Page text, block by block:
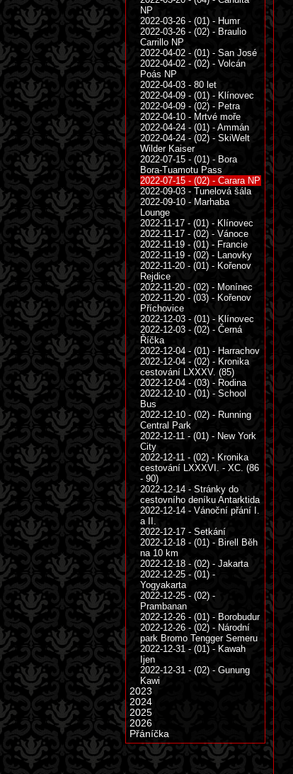
NP
2022-03-26 - (01) - Humr
2022-03-26 - (02) - Braulio
Carrillo NP
2022-04-02 - (01) - San José
2022-04-02 - (02) - Volcán
Poás NP
2022-04-03 - 80 let
2022-04-09 - (01) - Klínovec
2022-04-09 - (02) - Petra
2022-04-10 - Mrtvé moře
2022-04-24 - (01) - Ammán
2022-04-24 - (02) - SkiWelt
Wilder Kaiser
2022-07-15 - (01) - Bora
Bora-Tuamotu Pass
2022-07-15 - (02) - Carara NP
2022-09-03 - Tunelová šála
2022-09-10 - Marhaba
Lounge
2022-11-17 - (01) - Klínovec
2022-11-17 - (02) - Vánoce
2022-11-19 - (01) - Francie
2022-11-19 - (02) - Lanovky
2022-11-20 - (01) - Kořenov
Rejdice
2022-11-20 - (02) - Monínec
2022-11-20 - (03) - Kořenov
Příchovice
2022-12-03 - (01) - Klínovec
2022-12-03 - (02) - Černá
Říčka
2022-12-04 - (01) - Harrachov
2022-12-04 - (02) - Kronika
cestování LXXXV. (85)
2022-12-04 - (03) - Rodina
2022-12-10 - (01) - School
Bus
2022-12-10 - (02) - Running
Central Park
2022-12-11 - (01) - New York
City
2022-12-11 - (02) - Kronika
cestování LXXXVI. - XC. (86
- 90)
2022-12-14 - Stránky do
cestovního deníku Antarktida
2022-12-14 - Vánoční přání I.
a II.
2022-12-17 - Setkání
2022-12-18 - (01) - Birell Běh
na 10 km
2022-12-18 - (02) - Jakarta
2022-12-25 - (01) -
Yogyakarta
2022-12-25 - (02) -
Prambanan
2022-12-26 - (01) - Borobudur
2022-12-26 - (02) - Národní
park Bromo Tengger Semeru
2022-12-31 - (01) - Kawah
Ijen
2022-12-31 - (02) - Gunung
Kawi
2023
2024
2025
2026
Přáníčka